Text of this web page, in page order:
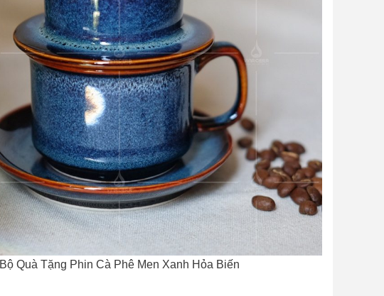
Bộ Quà Tặng Phin Cà Phê Men Xanh Hỏa Biến